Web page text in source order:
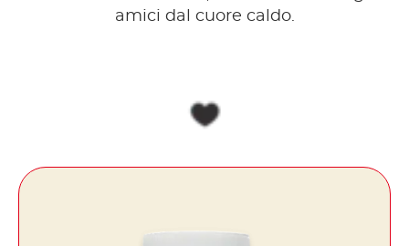
amici dal cuore caldo.